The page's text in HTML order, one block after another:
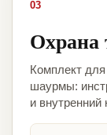
03
Охрана
Комплект
шаурмы:
и внутренний